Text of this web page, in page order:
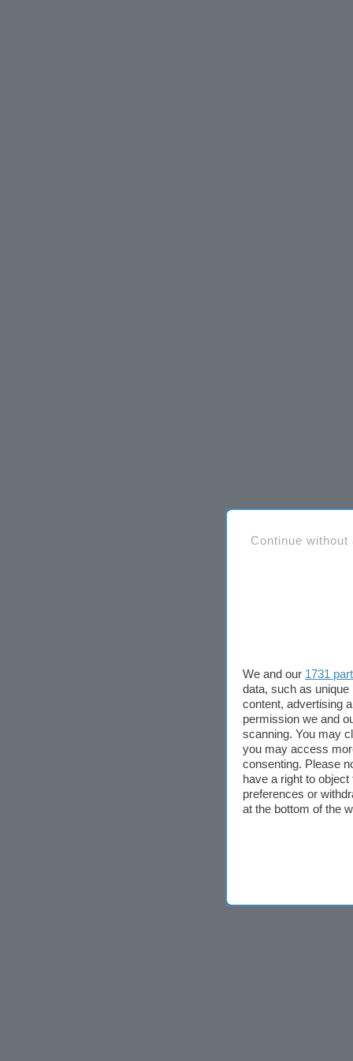
Continue without
We and our 1731
data, such as
content, advertising
permission we and
scanning. You may
you may access
consenting. Please
have a right to
preferences or
at the bottom of the